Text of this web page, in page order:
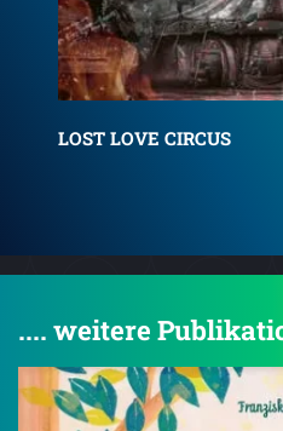
Lovers & Sinners
.... weitere